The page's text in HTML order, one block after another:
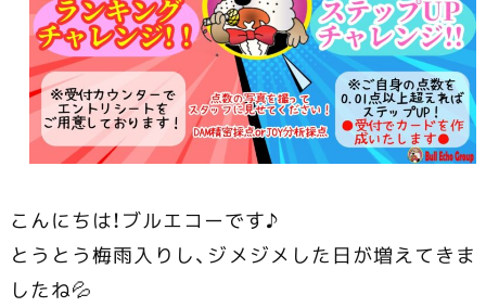
こんにちは！ブルエコーです♪
とうとう梅雨入りし、ジメジメした日が増えてきま
したね💦